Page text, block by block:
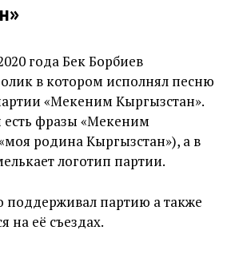
года Бек Борбиев
в котором исполнял песню
«Мекеним Кыргызстан».
есть фразы «Мекеним
родина Кыргызстан»), а в
логотип партии.
поддерживал партию а также
на её съездах.